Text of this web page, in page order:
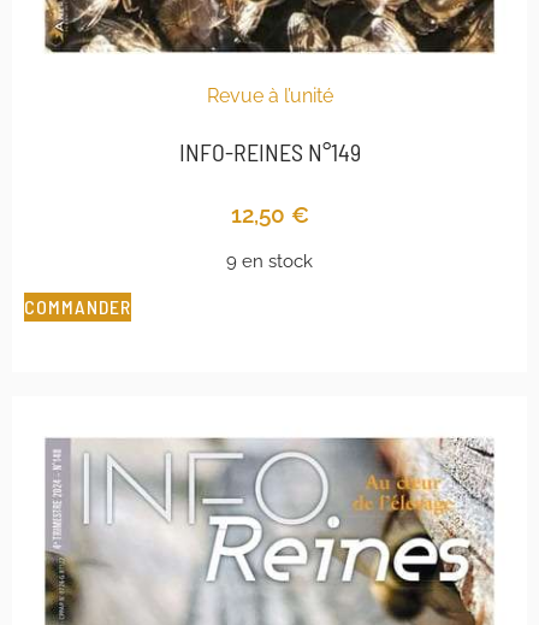
Revue à l’unité
INFO-REINES N°149
12,50 €
9 en stock
COMMANDER